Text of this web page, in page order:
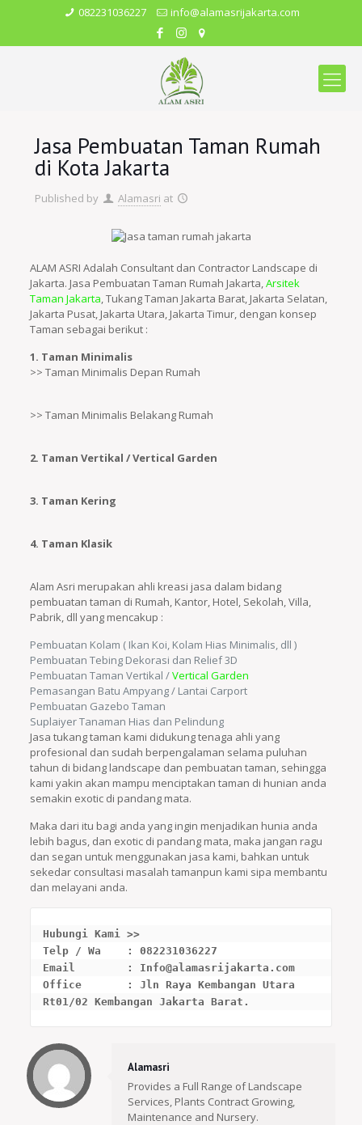
082231036227 info@alamasrijakarta.com
Jasa Pembuatan Taman Rumah
di Kota Jakarta
Published by Alamasri at
ALAM ASRI Adalah Consultant dan Contractor Landscape di
Jakarta. Jasa Pembuatan Taman Rumah Jakarta,Arsitek
Taman Jakarta, Tukang Taman Jakarta Barat, Jakarta Selatan,
Jakarta Pusat, Jakarta Utara, Jakarta Timur, dengan konsep
Taman sebagai berikut :
1. Taman Minimalis
>> Taman Minimalis Depan Rumah
>> Taman Minimalis Belakang Rumah
2. Taman Vertikal / Vertical Garden
3. Taman Kering
4. Taman Klasik
Alam Asri merupakan ahli kreasi jasa dalam bidang
pembuatan taman di Rumah, Kantor, Hotel, Sekolah, Villa,
Pabrik, dll yang mencakup :
Pembuatan Kolam ( Ikan Koi, Kolam Hias Minimalis, dll )
Pembuatan Tebing Dekorasi dan Relief 3D
Pembuatan Taman Vertikal /Vertical Garden
Pemasangan Batu Ampyang / Lantai Carport
Pembuatan Gazebo Taman
Suplaiyer Tanaman Hias dan Pelindung
Jasa tukang taman kami didukung tenaga ahli yang
profesional dan sudah berpengalaman selama puluhan
tahun di bidang landscape dan pembuatan taman, sehingga
kami yakin akan mampu menciptakan taman di hunian anda
semakin exotic di pandang mata.
Maka dari itu bagi anda yang ingin menjadikan hunia anda
lebih bagus, dan exotic di pandang mata, maka jangan ragu
dan segan untuk menggunakan jasa kami, bahkan untuk
sekedar consultasi masalah tamanpun kami sipa membantu
dan melayani anda.
Hubungi Kami >>
Telp / Wa    : 082231036227
Email        : Info@alamasrijakarta.com
Office       : Jln Raya Kembangan Utara
Rt01/02 Kembangan Jakarta Barat.
Alamasri
Provides a Full Range of Landscape
Services, Plants Contract Growing,
Maintenance and Nursery.